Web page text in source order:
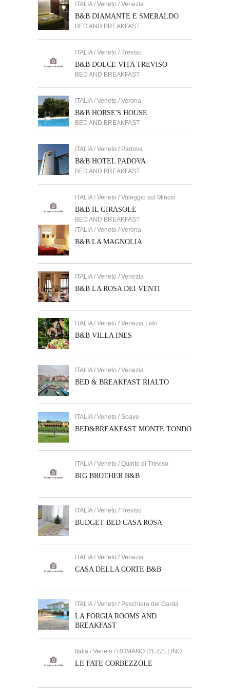
ITALIA / Veneto / Venezia
B&B DIAMANTE E SMERALDO
BED AND BREAKFAST
ITALIA / Veneto / Treviso
B&B DOLCE VITA TREVISO
BED AND BREAKFAST
ITALIA / Veneto / Verona
B&B HORSE'S HOUSE
BED AND BREAKFAST
ITALIA / Veneto / Padova
B&B HOTEL PADOVA
BED AND BREAKFAST
ITALIA / Veneto / Valeggio sul Mincio
B&B IL GIRASOLE
BED AND BREAKFAST
ITALIA / Veneto / Verona
B&B LA MAGNOLIA
ITALIA / Veneto / Venezia
B&B LA ROSA DEI VENTI
ITALIA / Veneto / Venezia Lido
B&B VILLA INES
ITALIA / Veneto / Venezia
BED & BREAKFAST RIALTO
ITALIA / Veneto / Soave
BED&BREAKFAST MONTE TONDO
ITALIA / Veneto / Quinto di Treviso
BIG BROTHER B&B
ITALIA / Veneto / Treviso
BUDGET BED CASA ROSA
ITALIA / Veneto / Venezia
CASA DELLA CORTE B&B
ITALIA / Veneto / Peschiera del Garda
LA FORGIA ROOMS AND
BREAKFAST
Italia / Veneto / ROMANO D'EZZELINO
LE FATE CORBEZZOLE